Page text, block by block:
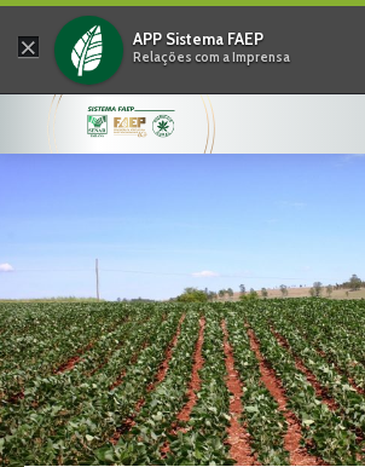
× APP Sistema FAEP
Relações com a Imprensa